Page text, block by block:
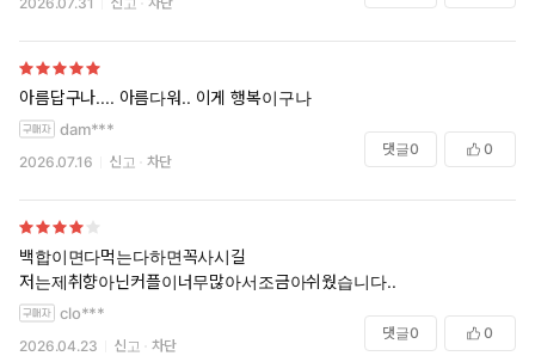
아름답구나.... 아름다워.. 이게 행복이구나
dam***
2026.07.16 신고 차단
댓글0 0
백합이면다먹는다하면꼭사시길
저는제취향아닌커플이너무많아서조금아쉬웠습니다..
clo***
2026.04.23 신고 차단
댓글0 0